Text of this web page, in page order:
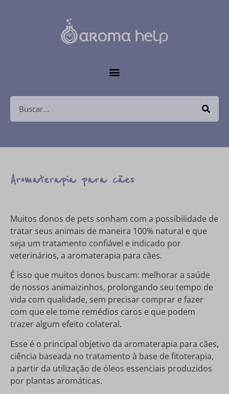
Aromaterapia para cães
Muitos donos de pets sonham com a possibilidade de
tratar seus animais de maneira 100% natural e que
seja um tratamento confiável e indicado por
veterinários, a aromaterapia para cães.
É isso que muitos donos buscam: melhorar a saúde
de nossos animaizinhos, prolongando seu tempo de
vida com qualidade, sem precisar comprar e fazer
com que ele tome remédios caros e que podem
trazer algum efeito colateral.
Esse é o principal objetivo da aromaterapia para cães,
ciência baseada no tratamento à base de fitoterapia,
a partir da utilização de óleos essenciais produzidos
por plantas aromáticas.